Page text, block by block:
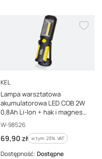
PRODUCENT
KEL
Lampa warsztatowa
akumulatorowa LED COB 2W
0,8Ah Li-Ion + hak i magnes
bez ładowarki LW-1A
Kod producenta
W-98526
Cena brutto
69,90 zł w tym %s VAT
w tym 23% VAT
Dostępność:Dostępne